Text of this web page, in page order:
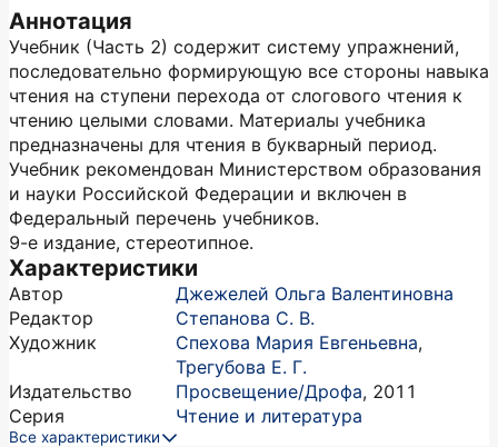
Аннотация
Учебник (Часть 2) содержит систему упражнений,
последовательно формирующую все стороны навыка
чтения на ступени перехода от слогового чтения к
чтению целыми словами. Материалы учебника
предназначены для чтения в букварный период.
Учебник рекомендован Министерством образования
и науки Российской Федерации и включен в
Федеральный перечень учебников.
9-е издание, стереотипное.
Характеристики
Автор
Джежелей Ольга Валентиновна
Редактор
Степанова С. В.
Художник
Спехова Мария Евгеньевна,
Трегубова Е. Г.
Издательство
Просвещение/Дрофа, 2011
Серия
Чтение и литература
Все характеристики